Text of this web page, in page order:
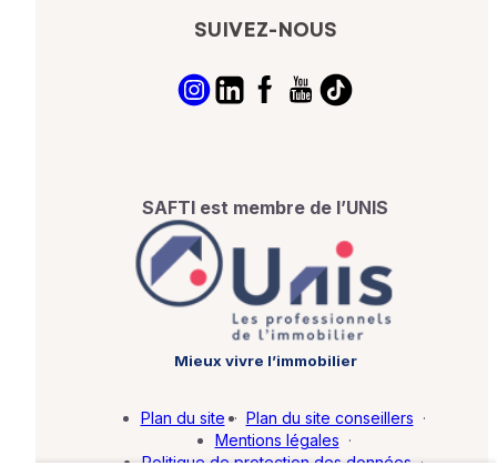
SUIVEZ-NOUS
SAFTI est membre de l’UNIS
Mieux vivre l’immobilier
Plan du site · Plan du site conseillers ·
Mentions légales ·
Politique de protection des données ·